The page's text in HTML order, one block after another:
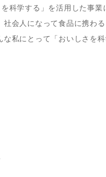
科学する」を活用した事
社会人になって食品に携わ
私にとって「おいしさを